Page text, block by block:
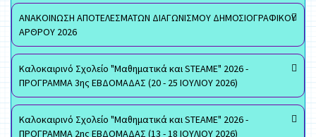
ΑΝΑΚΟΙΝΩΣΗ ΑΠΟΤΕΛΕΣΜΑΤΩΝ ΔΙΑΓΩΝΙΣΜΟΥ ΔΗΜΟΣΙΟΓΡΑΦΙΚΟΥ
ΑΡΘΡΟΥ 2026
Καλοκαιρινό Σχολείο "Μαθηματικά και STEAME" 2026 -
ΠΡΟΓΡΑΜΜΑ 3ης ΕΒΔΟΜΑΔΑΣ (20 - 25 ΙΟΥΛΙΟΥ 2026)
Καλοκαιρινό Σχολείο "Μαθηματικά και STEAME" 2026 -
ΠΡΟΓΡΑΜΜΑ 2ης ΕΒΔΟΜΑΔΑΣ (13 - 18 ΙΟΥΛΙΟΥ 2026)